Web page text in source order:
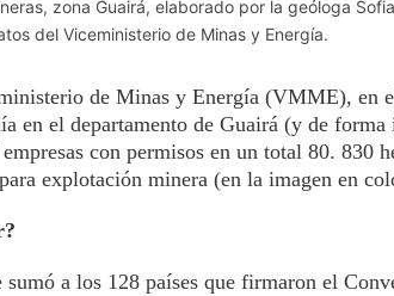
zona Guairá, elaborado por la geóloga
del Viceministerio de Minas y Energía.
de Minas y Energía (VMME), en
en el departamento de Guairá (y de forma
con permisos en un total 80. 830
explotación minera (en la imagen en
sumó a los 128 países que firmaron el